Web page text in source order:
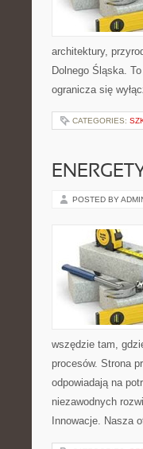
architektury,
Dolnego Śląska.
ogranicza się
CATEGORIES:
POSTED BY
wszędzie tam,
procesów. Strona
odpowiadają na
niezawodnych
Innowacje. Nasza